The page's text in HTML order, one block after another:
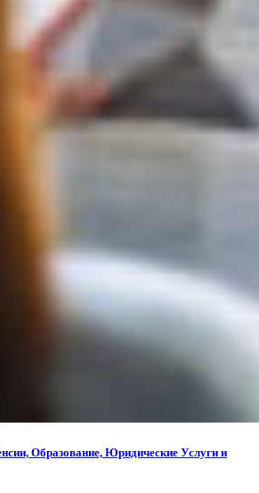
Образование, Юридические Услуги и